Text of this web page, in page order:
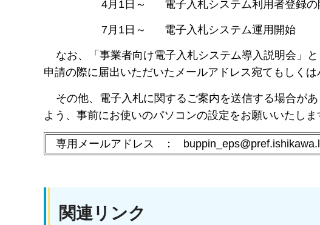
4月1日～ 電子入札システム利用者登録の
7月1日～ 電子入札システム運用開始
なお、「事業者向け電子入札システム導入説明会」
申請の際に届出いただいたメールアドレス宛てもしく
その他、電子入札に関するご案内を送信する場合が
よう、事前にお使いのパソコンの設定をお願いいたしま
専用メールアドレス ：
関連リンク